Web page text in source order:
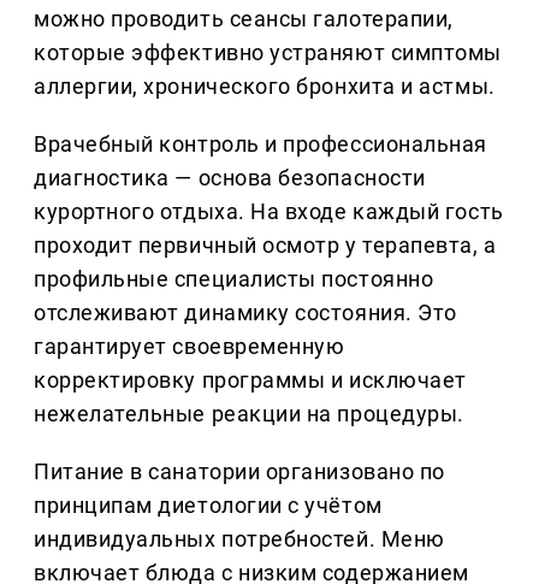
можно проводить сеансы галотерапии,
которые эффективно устраняют симптомы
аллергии, хронического бронхита и астмы.
Врачебный контроль и профессиональная
диагностика — основа безопасности
курортного отдыха. На входе каждый гость
проходит первичный осмотр у терапевта, а
профильные специалисты постоянно
отслеживают динамику состояния. Это
гарантирует своевременную
корректировку программы и исключает
нежелательные реакции на процедуры.
Питание в санатории организовано по
принципам диетологии с учётом
индивидуальных потребностей. Меню
включает блюда с низким содержанием